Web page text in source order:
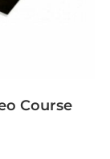
Course